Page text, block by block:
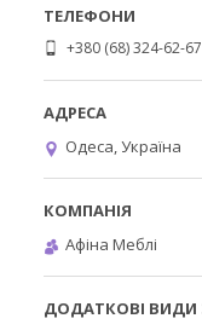
+380 (68) 324-62-67
Одеса, Україна
Афіна Меблі